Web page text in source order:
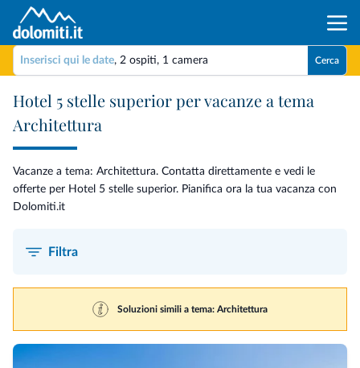
Inserisci qui le date, 2 ospiti, 1 camera Cerca
Hotel 5 stelle superior per vacanze a tema
Architettura
Vacanze a tema: Architettura. Contatta direttamente e vedi le
offerte per Hotel 5 stelle superior. Pianifica ora la tua vacanza con
Dolomiti.it
Filtra
Soluzioni simili a tema: Architettura